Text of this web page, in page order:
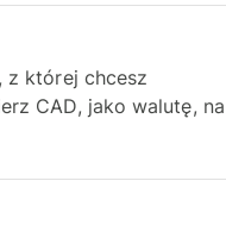
z której chcesz
CAD, jako walutę, na